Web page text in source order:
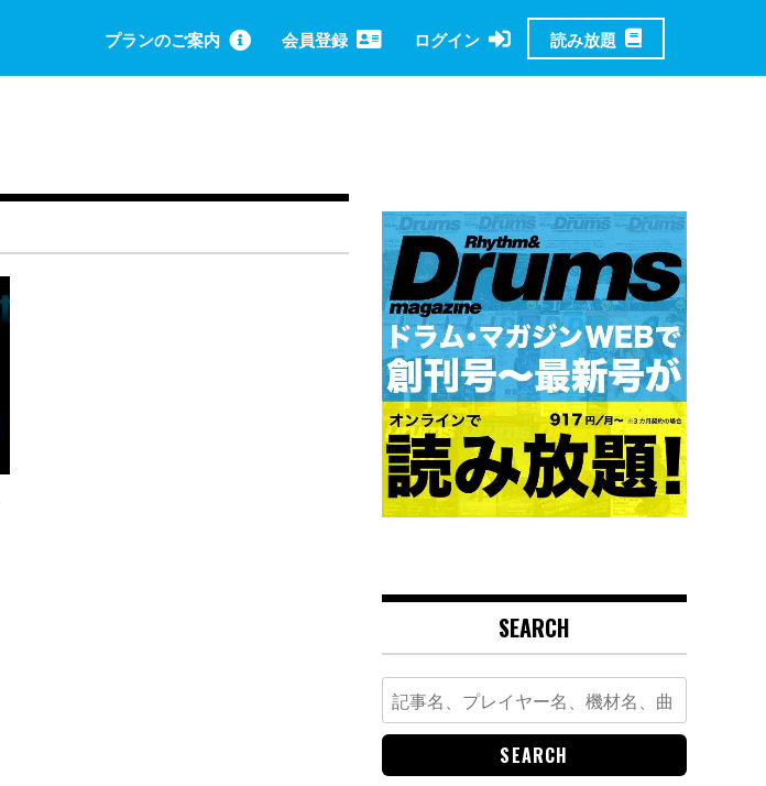
プランのご案内 会員登録 ログイン 読み放題
SEARCH
Search
for: